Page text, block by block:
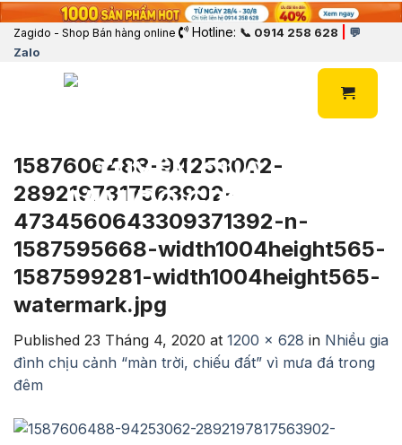
Zagido - Shop Bán hàng online Hotline: 📞 0914 258 628
💬
Zalo
1587606488-94253062-
2892197817563902-
4734560643309371392-n-
1587595668-width1004height565-
1587599281-width1004height565-
watermark.jpg
Published 23 Tháng 4, 2020 at 1200 × 628 in Nhiều gia
đình chịu cảnh “màn trời, chiếu đất” vì mưa đá trong
đêm